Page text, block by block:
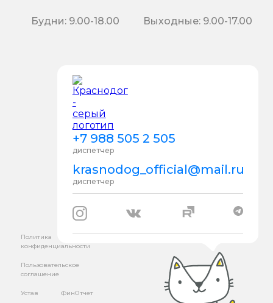
+7 988 505 2 505
диспетчер
krasnodog_official@mail.ru
диспетчер
Будни: 9.00-18.00 Выходные: 9.00-17.00
Политика
конфиденциальности
Пользовательское
соглашение
Устав ФинОтчет